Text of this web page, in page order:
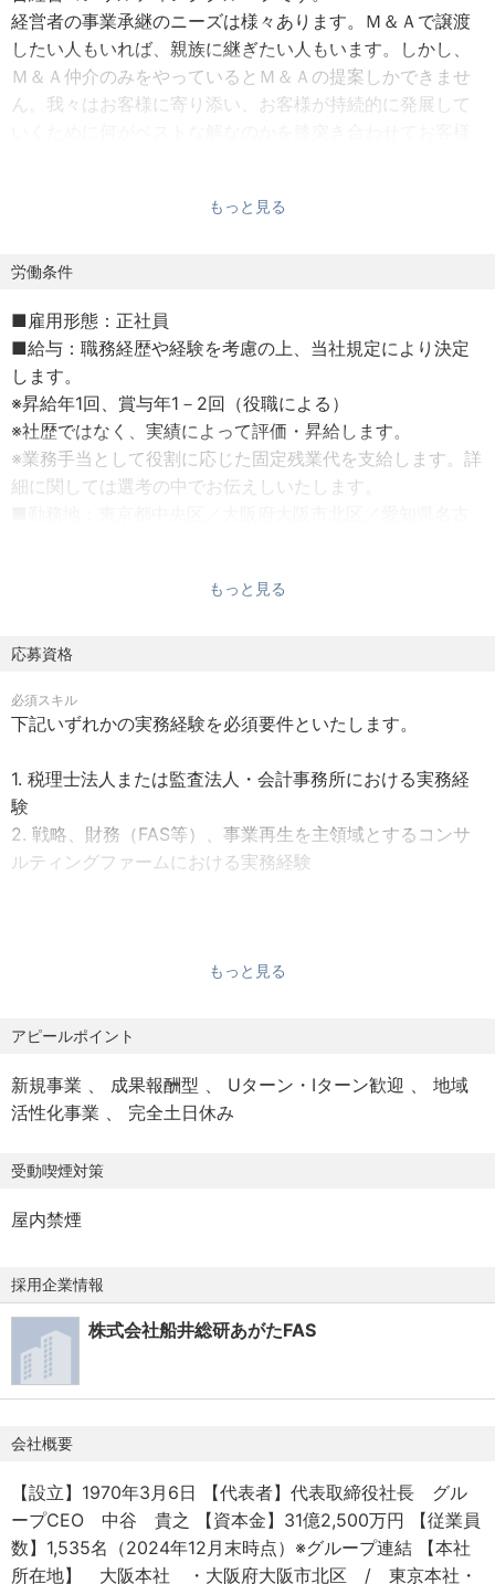
経営者の事業承継のニーズは様々あります。Ｍ＆Ａで譲渡
したい人もいれば、親族に継ぎたい人もいます。しかし、
Ｍ＆Ａ仲介のみをやっているとＭ＆Ａの提案しかできませ
ん。我々はお客様に寄り添い、お客様が持続的に発展して
親族内承継の中では、後継者に負担をかけずに引継ぎをす
税務の専門的な知識を活用したスキームの構築は切っても
また、船井総研グループでは元来よりビジネスDDをファン
ドや上場企業から依頼いただくケースが多くあります。そ
こにプラスして、財務・税務DDの受託も受けることのでき
る体制となったためより積極的に依頼を引き受けてまいり
ます。
・税務、財務のスペシャリストと働くことができる。
・事業承継課題の解決だけでなく、財務・税務DDも経験で
きる
・各業界の専門コンサルタントと協業し業界のスペシャリ
ストを目指すことが出来る。
・成長事業に身を投じることができ、昇進昇格のチャンス
も多い
・事業承継における税務面のアドバイス・スキーム構築
・PMI支援（M&A後の統合支援）
【本ポジションの魅力】
することができる
・ファンド・大企業～中堅中小企業まで幅広い客層と付き
実行を経験できる
もっと見る
労働条件
■雇用形態：正社員
■給与：職務経歴や経験を考慮の上、当社規定により決定
します。
※昇給年1回、賞与年1－2回（役職による）
※社歴ではなく、実績によって評価・昇給します。
※業務手当として役割に応じた固定残業代を支給します。詳
細に関しては選考の中でお伝えしいたします。
択が可能です。
・8時30分～17時00分
・9時00分～17時30分
■休日休暇：
・完全週休2日制（土日祝）
・その他休暇：有給休暇、年末年始、慶弔 など
■福利厚生
・育児休業制度
・会員制保養施設
■教育制度
・自社コンサルティング研修等
もっと見る
応募資格
必須スキル
下記いずれかの実務経験を必須要件といたします。
1. 税理士法人または監査法人・会計事務所における実務経
験
2. 戦略、財務（FAS等）、事業再生を主領域とするコンサ
ルティングファームにおける実務経験
・税理士・会計士の資格をお持ちの方
・自律自走して業務に従事するプロフェッショナリズムが
ある方
・アドバイザーではなく、当事者として経営者や事業家と
同じ目線で議論できる方
・税理士・会計士で、通常の税務顧問ではなく、M＆Aや事
業承継業務を行いたい方。
もっと見る
アピールポイント
新規事業 成果報酬型 Uターン・Iターン歓迎
地域
活性化事業
完全土日休み
受動喫煙対策
屋内禁煙
採用企業情報
株式会社船井総研あがたFAS
会社概要
【設立】1970年3月6日 【代表者】代表取締役社長 グル
ープCEO 中谷 貴之 【資本金】31億2,500万円 【従業員
数】1,535名（2024年12月末時点）※グループ連結 【本社
所在地】 大阪本社 ・大阪府大阪市北区 / 東京本社・